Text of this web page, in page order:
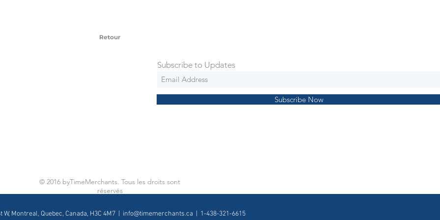
Retour
Subscribe to Updates
Subscribe Now
© 2016 byTimeMerchants. Tous les droits sont
réservés
W, Montreal, Quebec, Canada, H3C 4M7 | info@timemerchants.ca | 1-438-321-6615